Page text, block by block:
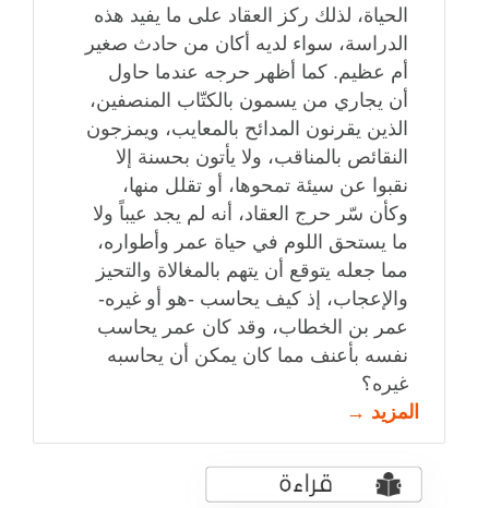
الحياة، لذلك ركز العقاد على ما يفيد هذه
الدراسة، سواء لديه أكان من حادث صغير
أم عظيم. كما أظهر حرجه عندما حاول
أن يجاري من يسمون بالكتّاب المنصفين،
الذين يقرنون المدائح بالمعايب، ويمزجون
النقائص بالمناقب، ولا يأتون بحسنة إلا
نقبوا عن سيئة تمحوها، أو تقلل منها،
وكأن سّر حرج العقاد، أنه لم يجد عيباً ولا
ما يستحق اللوم في حياة عمر وأطواره،
مما جعله يتوقع أن يتهم بالمغالاة والتحيز
والإعجاب، إذ كيف يحاسب -هو أو غيره-
عمر بن الخطاب، وقد كان عمر يحاسب
نفسه بأعنف مما كان يمكن أن يحاسبه
غيره؟
المزيد →